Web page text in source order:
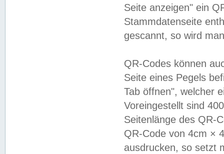
Seite anzeigen" ein
Stammdatenseite
gescannt, so wird
QR-Codes können
Seite eines Pegels
Tab öffnen", welcher
Voreingestellt sind
Seitenlänge des QR-
QR-Code von 4cm ×
ausdrucken, so setzt